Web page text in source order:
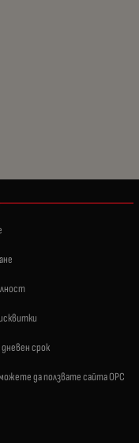
срок
можете да ползвате сайта ОРС